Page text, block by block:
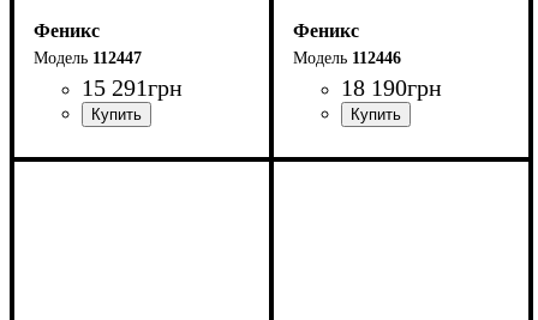
Феникс
112447
15 291грн
Феникс
112446
18 190грн